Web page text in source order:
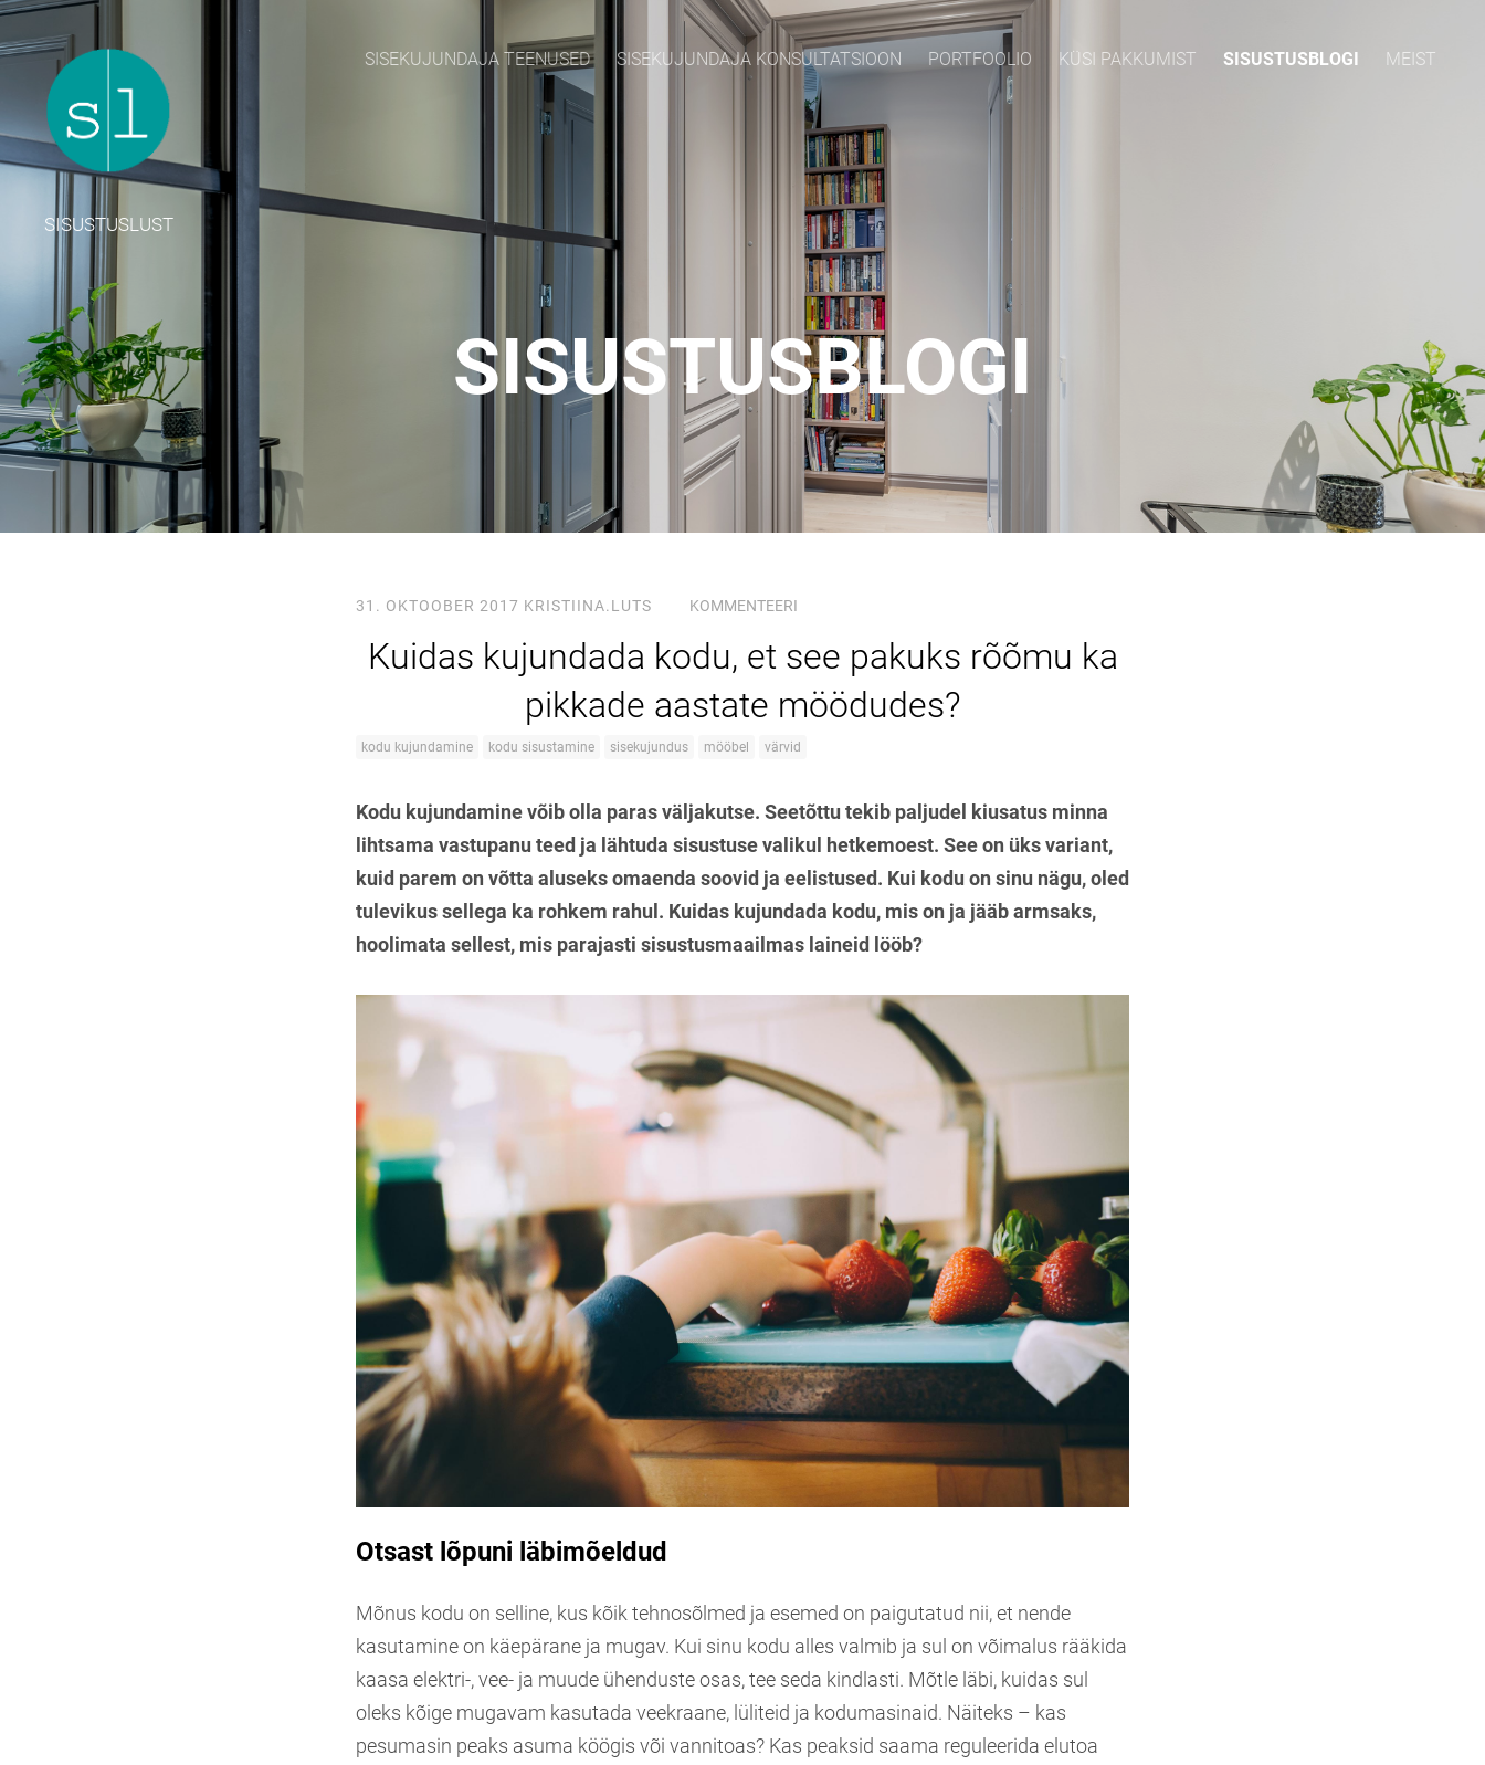
SISUSTUSLUST
SISEKUJUNDAJA TEENUSED SISEKUJUNDAJA KONSULTATSIOON PORTFOOLIO KÜSI PAKKUMIST SISUSTUSBLOGI MEIST
SISUSTUSBLOGI
31. OKTOOBER 2017 KRISTIINA.LUTS KOMMENTEERI
Kuidas kujundada kodu, et see pakuks rõõmu ka
pikkade aastate möödudes?
kodu kujundamine kodu sisustamine sisekujundus mööbel värvid
Kodu kujundamine võib olla paras väljakutse. Seetõttu tekib paljudel kiusatus minna
lihtsama vastupanu teed ja lähtuda sisustuse valikul hetkemoest. See on üks variant,
kuid parem on võtta aluseks omaenda soovid ja eelistused. Kui kodu on sinu nägu, oled
tulevikus sellega ka rohkem rahul. Kuidas kujundada kodu, mis on ja jääb armsaks,
hoolimata sellest, mis parajasti sisustusmaailmas laineid lööb?
Otsast lõpuni läbimõeldud
Mõnus kodu on selline, kus kõik tehnosõlmed ja esemed on paigutatud nii, et nende
kasutamine on käepärane ja mugav. Kui sinu kodu alles valmib ja sul on võimalus rääkida
kaasa elektri-, vee- ja muude ühenduste osas, tee seda kindlasti. Mõtle läbi, kuidas sul
oleks kõige mugavam kasutada veekraane, lüliteid ja kodumasinaid. Näiteks – kas
pesumasin peaks asuma köögis või vannitoas? Kas peaksid saama reguleerida elutoa